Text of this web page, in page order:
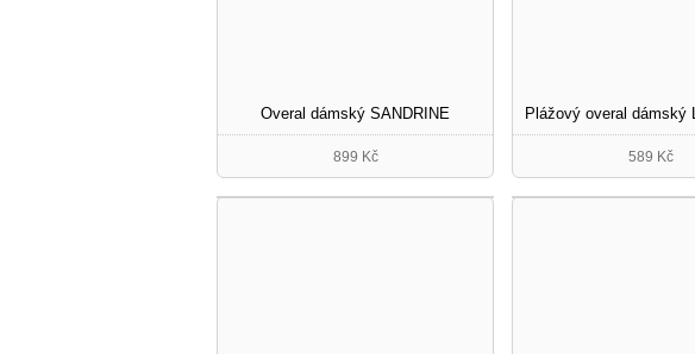
Overal dámský SANDRINE
899 Kč 589 Kč